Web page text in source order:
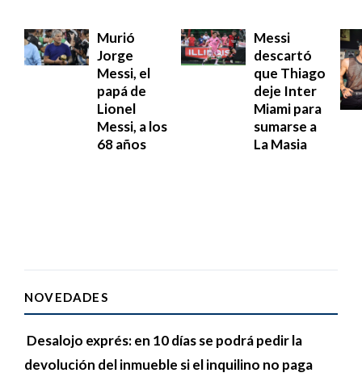
Murió
Jorge
Messi, el
papá de
Lionel
Messi, a los
68 años
Messi
descartó
que Thiago
deje Inter
Miami para
sumarse a
La Masia
NOVEDADES
Desalojo exprés: en 10 días se podrá pedir la
devolución del inmueble si el inquilino no paga